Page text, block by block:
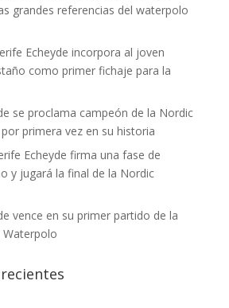
grandes referencias del waterpolo
Echeyde incorpora al joven
como primer fichaje para la
se proclama campeón de la Nordic
primera vez en su historia
Echeyde firma una fase de
y jugará la final de la Nordic
vence en su primer partido de la
Waterpolo